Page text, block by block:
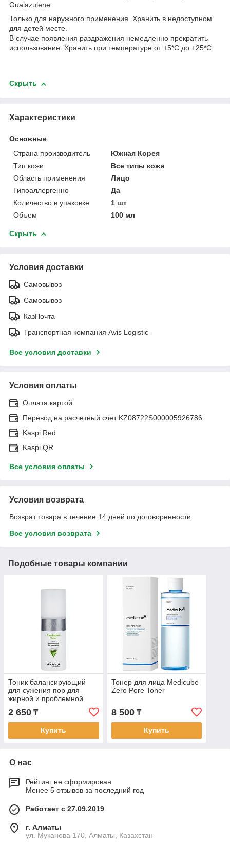
Guaiazulene
Только для наружного применения. Хранить в недоступном
для детей месте.
В случае появления раздражения немедленно прекратить
использование. Хранить при температуре от +5*С до +25*С.
Скрыть
Характеристики
Основные
Страна производитель
Южная Корея
Тип кожи
Все типы кожи
Область применения
Лицо
Гипоаллергенно
Да
Количество в упаковке
1 шт
Объем
100 мл
Скрыть
Условия доставки
Самовывоз
Самовывоз
КазПочта
Транспортная компания Avis Logistic
Все условия доставки
Условия оплаты
Оплата картой
Перевод на расчетный счет KZ08722S000005926786
Kaspi Red
Kaspi QR
Все условия оплаты
Условия возврата
Возврат товара в течение 14 дней по договоренности
Все условия возврата
Подобные товары компании
Тоник балансирующий
для сужения пор для
жирной и проблемной
кожи Pore-Balance Toner
ARAVIA, 150 мл
2 650 ₸
Купить
Тонер для лица Medicube
Zero Pore Toner
8 500₸
Купить
О нас
Рейтинг не сформирован
Менее 5 отзывов за последний год
Работает с 27.09.2019
г. Алматы
ул. Муканова 170, Алматы, Казахстан